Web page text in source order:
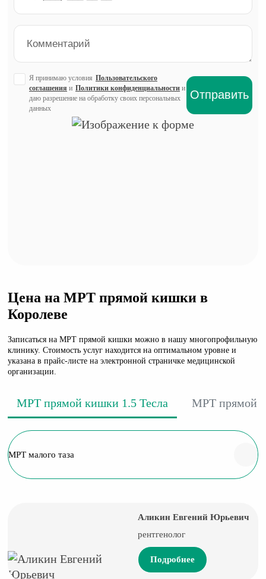
Я принимаю условия Пользовательского
соглашения и Политики конфиденциальности и
даю разрешение на обработку своих персональных
данных
Цена на МРТ прямой кишки в
Королеве
Записаться на МРТ прямой кишки можно в нашу многопрофильную
клинику. Стоимость услуг находится на оптимальном уровне и
указана в прайс-листе на электронной страничке медицинской
организации.
МРТ прямой кишки 1.5 Тесла МРТ прямой
МРТ малого таза
Аликин Евгений Юрьевич
рентгенолог
Подробнее